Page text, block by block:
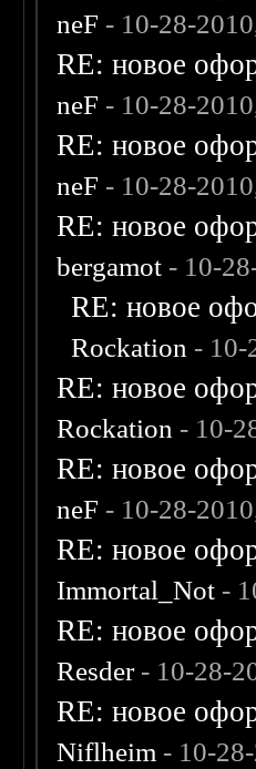
neF - 10-28-
RE: новое
neF - 10-28-
RE: новое
neF - 10-28-
RE: новое
bergamot - 10-
RE: новое
Rockation - 10-
RE: новое
Rockation - 10-
RE: новое
neF - 10-28-
RE: новое
Immortal_Not -
RE: новое
Resder- 10-28-
RE: новое
Niflheim - 10-